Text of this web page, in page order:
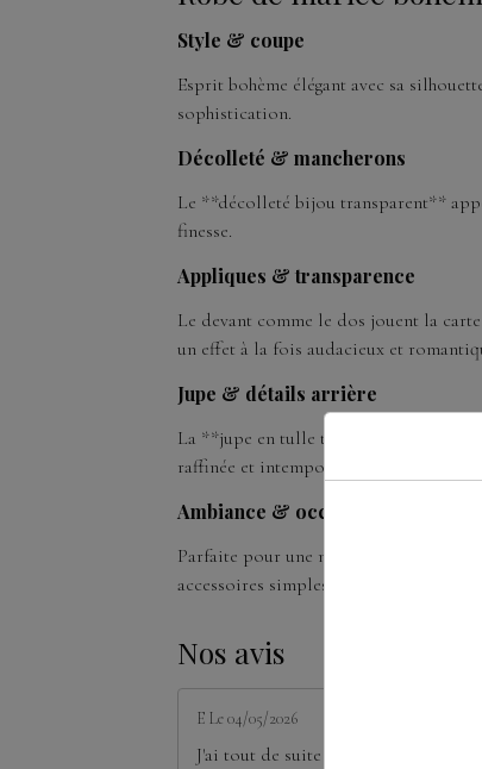
Style & coupe
Esprit bohème élégant avec sa
sophistication.
Décolleté & mancherons
Le **décolleté bijou transparent**
finesse.
Appliques & transparence
Le devant comme le dos jouent la
un effet à la fois audacieux et
Jupe & détails arrière
La **jupe en tulle trapèze** offre un
raffinée et intemporelle.
Ambiance & occasions
Parfaite pour une mariée bohème
accessoires simples pour laisser toute
Nos avis
E Le 04/05/2026
J'ai tout de suite craqué pour la robe